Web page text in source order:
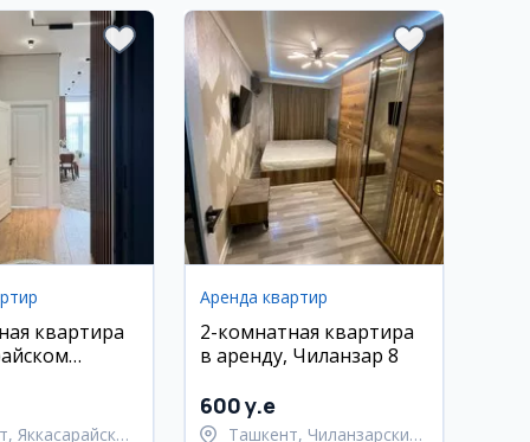
квартира
Яккасарайский
Аренда квартир
2-комнатная квартира
в аренду, Чиланзар 8
600 y.e
Ташкент, Чиланзарский